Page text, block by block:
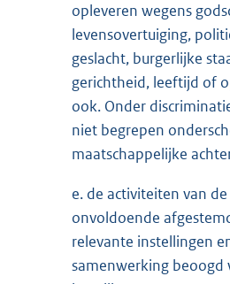
opleveren wegens
levensovertuiging,
geslacht, burgerlijke
gerichtheid, leeftijd of
ook. Onder
niet begrepen
maatschappelijke
e. de activiteiten van
onvoldoende
relevante instellingen
samenwerking